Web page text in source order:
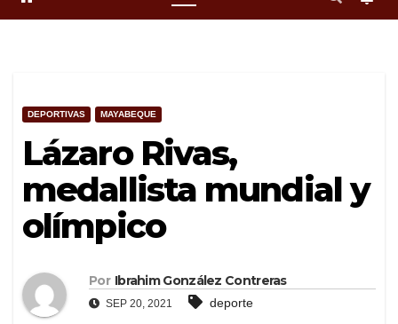
DEPORTIVAS MAYABEQUE
Lázaro Rivas,
medallista mundial y
olímpico
Por Ibrahim González Contreras
SEP 20, 2021 deporte